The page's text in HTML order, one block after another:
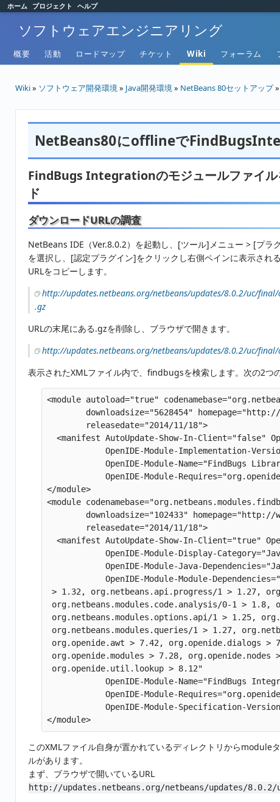
ホーム プロジェクト ヘルプ
ソフトウェアエンジニアリング
概要 活動 ロードマップ チケット Wiki フォーラム
Wiki» ソフトウェア開発環境» Java開発環境» NetBeans 80セットアップ»
NetBeans80にofflineで
FindBugs Integrationのモジュールファイル
ド
ダウンロードURLの調査
NetBeans IDE（Ver.8.0.2）を起動し、[ツール]メニュー > [プラ
を選択し、[認定プラグイン]をクリックし右側ペインに表示され
URLをコピーします。
http://updates.netbeans.org/netbeans/updates/8.0.2/uc/
.gz
URLの末尾にある.gzを削除し、ブラウザで開きます。
http://updates.netbeans.org/netbeans/updates/8.0.2/uc/
表示されたXMLファイル内で、findbugsを検索します。次の2つ
<module autoload="true"
downloadsize="5628454"
        releasedate="2014/11/18">
<manifest AutoUpdate-Show-In-Client="false"
OpenIDE-Module-Implementation-
OpenIDE-Module-Name="FindBugs
OpenIDE-Module-
</module>
<module
downloadsize="102433"
        releasedate="2014/11/18">
<manifest AutoUpdate-Show-In-Client="true"
OpenIDE-Module-Display-
OpenIDE-Module-Java-
OpenIDE-Module-Module-
> 1.32, org.netbeans.api.progress/1 > 1.27,
org.netbeans.modules.code.analysis/0-1 >
org.netbeans.modules.options.api/1 > 1.25,
org.netbeans.modules.queries/1 > 1.27,
org.openide.awt > 7.42, org.openide.dialogs
org.openide.modules > 7.28,
org.openide.util.lookup > 8.12"
OpenIDE-Module-Name="FindBugs
OpenIDE-Module-
OpenIDE-Module-Specification-
このXMLファイル自身が置かれているディレクトリから
ルがあります。
まず、ブラウザで開いているURL
http://updates.netbeans.org/netbeans/updates/